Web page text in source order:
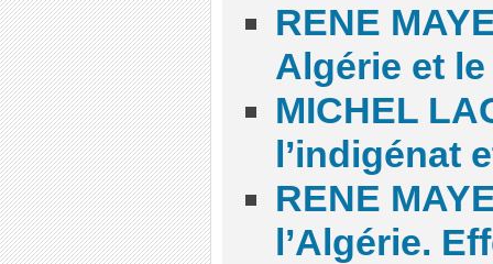
RENE
Algérie et
MICHEL
l’indigénat
RENE
l’Algérie.